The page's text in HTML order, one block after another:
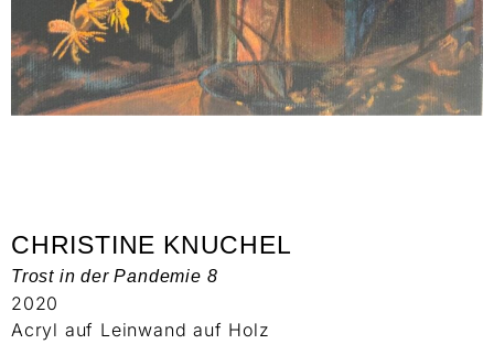
CHRISTINE KNUCHEL
Trost in der Pandemie 8
2020
Acryl auf Leinwand auf Holz